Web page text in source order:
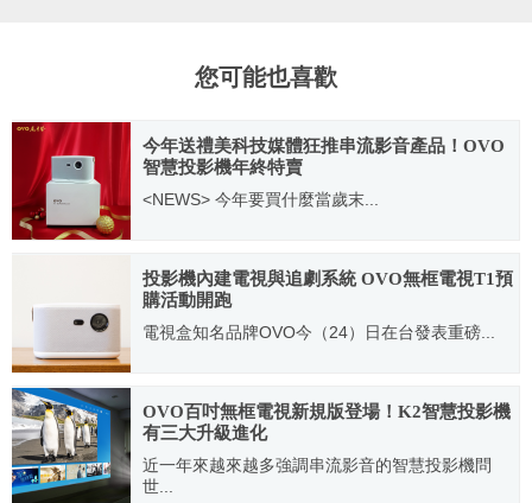
您可能也喜歡
今年送禮美科技媒體狂推串流影音產品！OVO
智慧投影機年終特賣
<NEWS> 今年要買什麼當歲末...
投影機內建電視與追劇系統 OVO無框電視T1預
購活動開跑
電視盒知名品牌OVO今（24）日在台發表重磅...
2019.10.24
OVO百吋無框電視新規版登場！K2智慧投影機
有三大升級進化
近一年來越來越多強調串流影音的智慧投影機問
世...